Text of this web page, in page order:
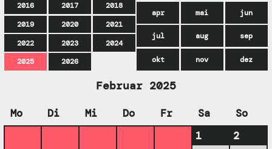
2016
2017
2018
2019
2020
2021
2022
2023
2024
2025
2026
apr mai jun
jul aug sep
okt nov dez
Februar 2025
Mo Di Mi Do Fr Sa
So
1
2